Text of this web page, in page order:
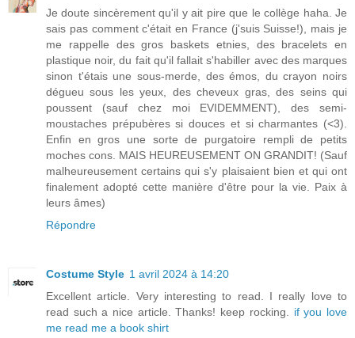
Je doute sincèrement qu'il y ait pire que le collège haha. Je
sais pas comment c'était en France (j'suis Suisse!), mais je
me rappelle des gros baskets etnies, des bracelets en
plastique noir, du fait qu'il fallait s'habiller avec des marques
sinon t'étais une sous-merde, des émos, du crayon noirs
dégueu sous les yeux, des cheveux gras, des seins qui
poussent (sauf chez moi EVIDEMMENT), des semi-
moustaches prépubères si douces et si charmantes (<3).
Enfin en gros une sorte de purgatoire rempli de petits
moches cons. MAIS HEUREUSEMENT ON GRANDIT! (Sauf
malheureusement certains qui s'y plaisaient bien et qui ont
finalement adopté cette manière d'être pour la vie. Paix à
leurs âmes)
Répondre
Costume Style 1 avril 2024 à 14:20
Excellent article. Very interesting to read. I really love to
read such a nice article. Thanks! keep rocking. if you love
me read me a book shirt